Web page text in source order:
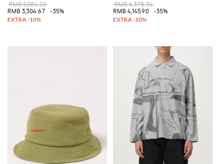
RMB 5,084.20
RMB 3,304.67
-35%
RMB 6,378.34
RMB 4,145.90
-35%